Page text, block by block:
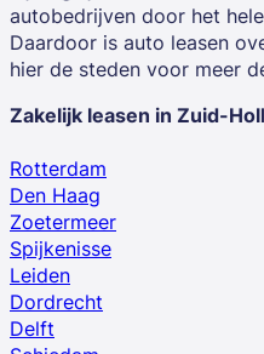
autobedrijven door het
Daardoor is auto leasen
hier de steden voor meer
Zakelijk leasen in Zuid-
Rotterdam
Den Haag
Zoetermeer
Spijkenisse
Leiden
Dordrecht
Delft